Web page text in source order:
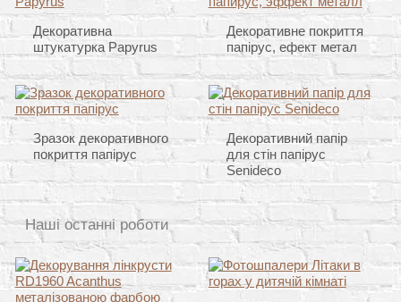
Декоративна
штукатурка Papyrus
Декоративне покриття
папірус, ефект метал
Зразок декоративного
покриття папірус
Декоративний папір
для стін папірус
Senideco
Наші останні роботи